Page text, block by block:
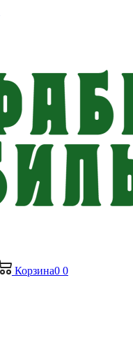
Корзина0 0